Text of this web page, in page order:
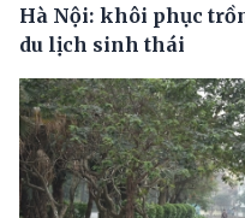
Hà Nội: khôi phục
du lịch sinh thái